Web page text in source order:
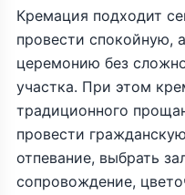
Кремация подходит
провести спокойную,
церемонию без
участка. При этом
традиционного
провести
отпевание, выбрать
сопровождение,